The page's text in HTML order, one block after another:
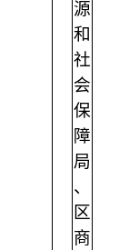
源
和
社
会
保
障
局
、
区
商